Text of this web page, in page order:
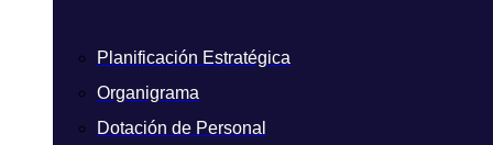
Planificación Estratégica
Organigrama
Dotación de Personal